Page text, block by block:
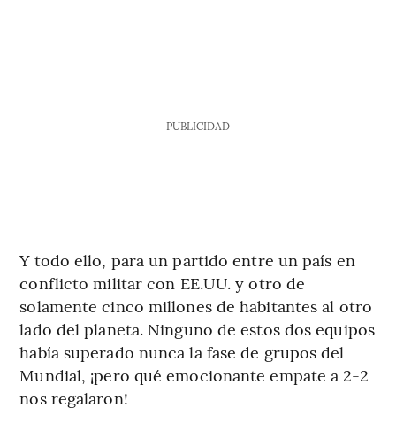
PUBLICIDAD
Y todo ello, para un partido entre un país en
conflicto militar con EE.UU. y otro de
solamente cinco millones de habitantes al otro
lado del planeta. Ninguno de estos dos equipos
había superado nunca la fase de grupos del
Mundial, ¡pero qué emocionante empate a 2-2
nos regalaron!